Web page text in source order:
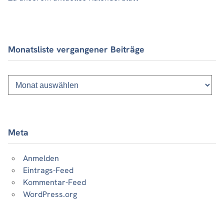
Monatsliste vergangener Beiträge
Monatsliste
vergangener
Beiträge
Meta
Anmelden
Eintrags-Feed
Kommentar-Feed
WordPress.org